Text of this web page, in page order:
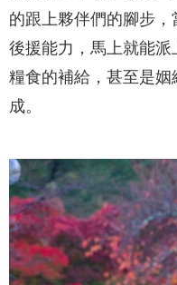
的跟上夥伴們的腳步
後援能力，馬上就能派
糧食的補給，甚至是
成。